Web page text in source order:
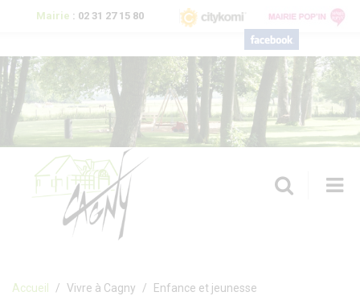
Mairie : 02 31 27 15 80
Formulaire de recherche
Accueil Vivre à Cagny
Enfance et jeunesse